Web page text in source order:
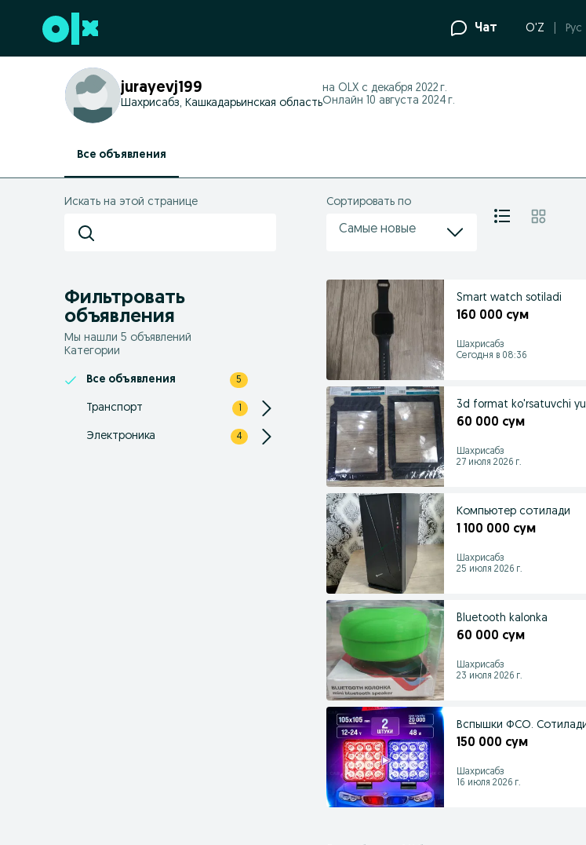
Перейти к нижнему колонтитулу Чат O'Z Рус
jurayevj199
Шахрисабз, Кашкадарьинская область
на OLX с декабря 2022 г.
Онлайн 10 августа 2024 г.
Все объявления
Искать на этой странице
Фильтровать
объявления
Мы нашли 5 объявлений
Категории
Все объявления 5
Транспорт 1
Электроника 4
Сортировать по
Самые новые
Smart watch sotiladi
160 000 сум
Шахрисабз
Сегодня в 08:36
3d format ko'rsatuvchi
60 000 сум
Шахрисабз
27 июля 2026 г.
Компьютер сотилади
1 100 000 сум
Шахрисабз
25 июля 2026 г.
Bluetooth kalonka
60 000 сум
Шахрисабз
23 июля 2026 г.
Вспышки ФСО.
150 000 сум
Шахрисабз
16 июля 2026 г.